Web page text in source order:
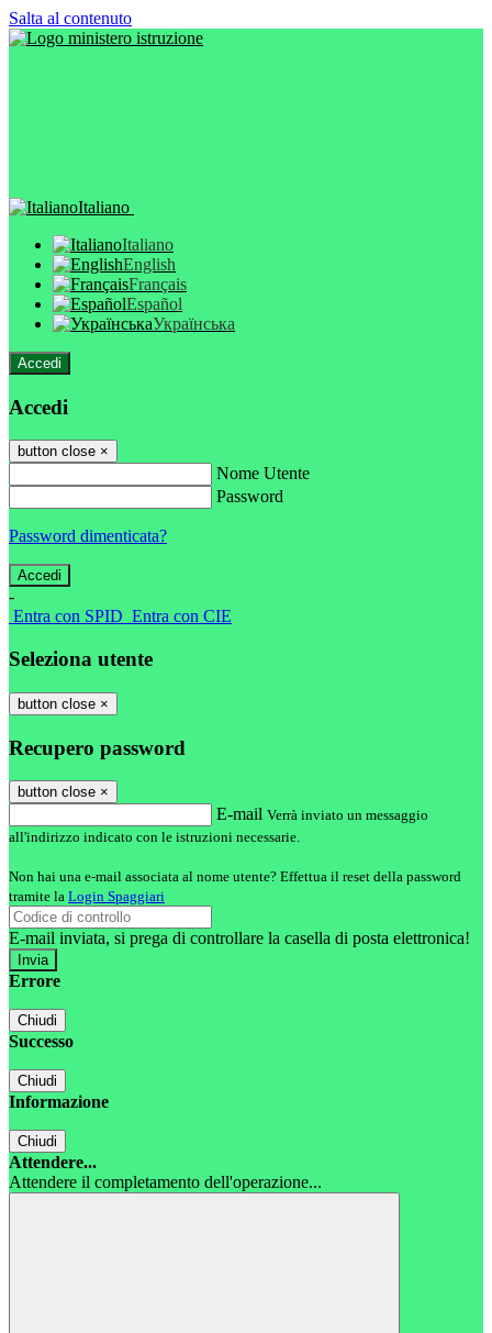
Salta al contenuto
Italiano
Italiano
English
Français
Español
Українська
Accedi
Accedi
button close ×
Nome Utente
Password
Password dimenticata?
-
Entra con SPID Entra con CIE
Seleziona utente
button close ×
Recupero password
button close ×
E-mail Verrà inviato un messaggio
all'indirizzo indicato con le istruzioni necessarie.
Non hai una e-mail associata al nome utente? Effettua il reset della password
tramite la Login Spaggiari
E-mail inviata, si prega di controllare la casella di posta elettronica!
Errore
Chiudi
Successo
Chiudi
Informazione
Chiudi
Attendere...
Attendere il completamento dell'operazione...